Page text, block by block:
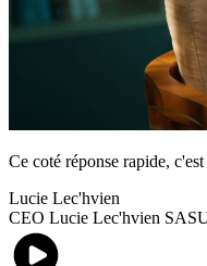
Ce coté réponse rapide,
Lucie Lec'hvien
CEO Lucie Lec'hvien